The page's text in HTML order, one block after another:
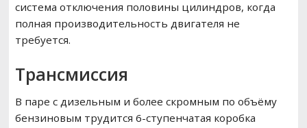
система отключения половины цилиндров, когда
полная производительность двигателя не
требуется.
Трансмиссия
В паре с дизельным и более скромным по объёму
бензиновым трудится 6-ступенчатая коробка